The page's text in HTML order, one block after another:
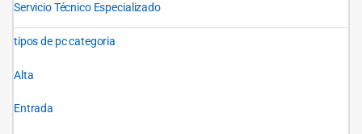
Servicio Técnico Especializado
tipos de pc categoria
Alta
Entrada